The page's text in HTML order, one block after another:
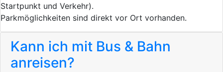
Startpunkt und Verkehr).
Parkmöglichkeiten sind direkt vor Ort vorhanden.
Kann ich mit Bus & Bahn
anreisen?